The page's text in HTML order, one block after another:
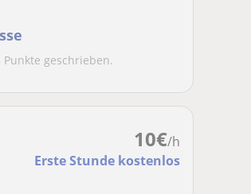
geschrieben.
10€/h
Erste Stunde kostenlos